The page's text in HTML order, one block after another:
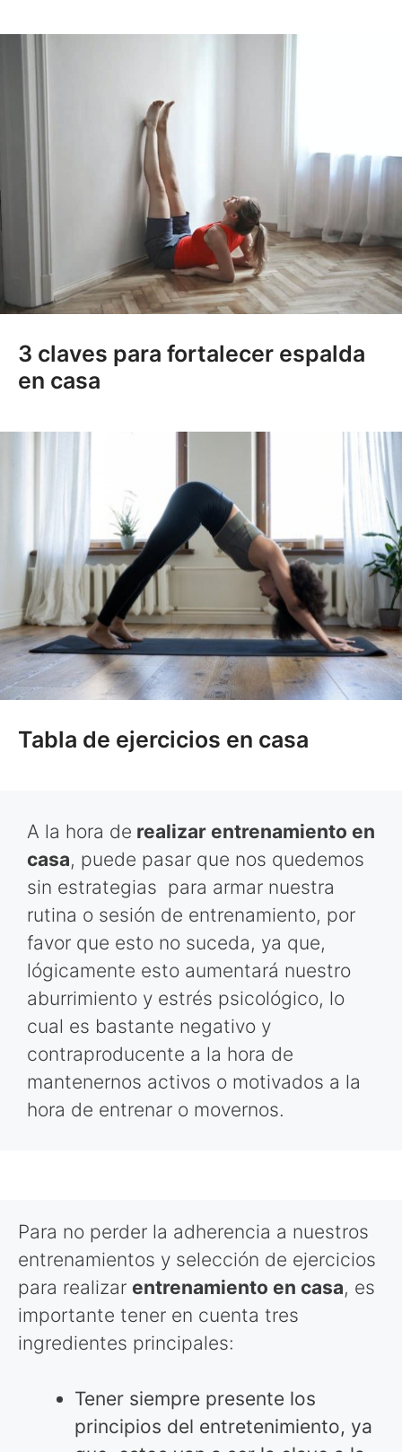
3 claves para fortalecer espalda
en casa
Tabla de ejercicios en casa
A la hora de realizar entrenamiento en
casa, puede pasar que nos quedemos
sin estrategias para armar nuestra
rutina o sesión de entrenamiento, por
favor que esto no suceda, ya que,
lógicamente esto aumentará nuestro
aburrimiento y estrés psicológico, lo
cual es bastante negativo y
contraproducente a la hora de
mantenernos activos o motivados a la
hora de entrenar o movernos.
Para no perder la adherencia a nuestros
entrenamientos y selección de ejercicios
para realizar entrenamiento en casa, es
importante tener en cuenta tres
ingredientes principales:
Tener siempre presente los
principios del entretenimiento, ya